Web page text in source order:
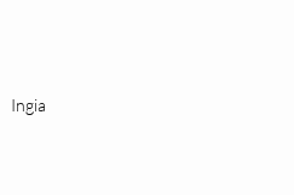
Ingia